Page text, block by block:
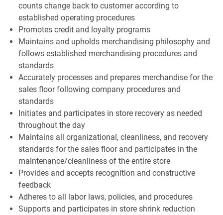
counts change back to customer according to
established operating procedures
Promotes credit and loyalty programs
Maintains and upholds merchandising philosophy and
follows established merchandising procedures and
standards
Accurately processes and prepares merchandise for the
sales floor following company procedures and
standards
Initiates and participates in store recovery as needed
throughout the day
Maintains all organizational, cleanliness, and recovery
standards for the sales floor and participates in the
maintenance/cleanliness of the entire store
Provides and accepts recognition and constructive
feedback
Adheres to all labor laws, policies, and procedures
Supports and participates in store shrink reduction